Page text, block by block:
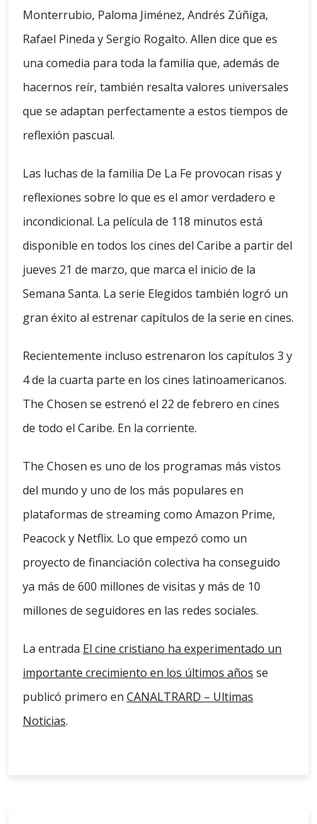
Monterrubio, Paloma Jiménez, Andrés Zúñiga,
Rafael Pineda y Sergio Rogalto. Allen dice que es
una comedia para toda la familia que, además de
hacernos reír, también resalta valores universales
que se adaptan perfectamente a estos tiempos de
reflexión pascual.
Las luchas de la familia De La Fe provocan risas y
reflexiones sobre lo que es el amor verdadero e
incondicional. La película de 118 minutos está
disponible en todos los cines del Caribe a partir del
jueves 21 de marzo, que marca el inicio de la
Semana Santa. La serie Elegidos también logró un
gran éxito al estrenar capítulos de la serie en cines.
Recientemente incluso estrenaron los capítulos 3 y
4 de la cuarta parte en los cines latinoamericanos.
The Chosen se estrenó el 22 de febrero en cines
de todo el Caribe. En la corriente.
The Chosen es uno de los programas más vistos
del mundo y uno de los más populares en
plataformas de streaming como Amazon Prime,
Peacock y Netflix. Lo que empezó como un
proyecto de financiación colectiva ha conseguido
ya más de 600 millones de visitas y más de 10
millones de seguidores en las redes sociales.
La entrada El cine cristiano ha experimentado un
importante crecimiento en los últimos años se
publicó primero en CANALTRARD – Ultimas
Noticias.